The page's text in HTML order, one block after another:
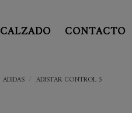
CALZADO CONTACTO
ADIDAS ADISTAR CONTROL 5